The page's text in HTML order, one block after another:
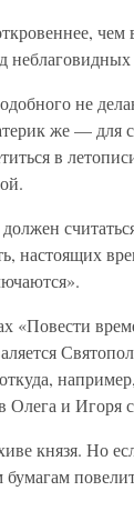
чем
неблаговидных
не
же — для
в
настоящих
«Повести
Олега и Игоря
князя. Но
бумагам